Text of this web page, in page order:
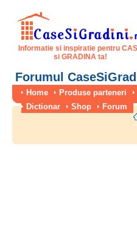
Informatie si inspiratie pentru
si GRADINA ta!
Forumul
Home Produse parteneri
Dictionar
Shop Forum